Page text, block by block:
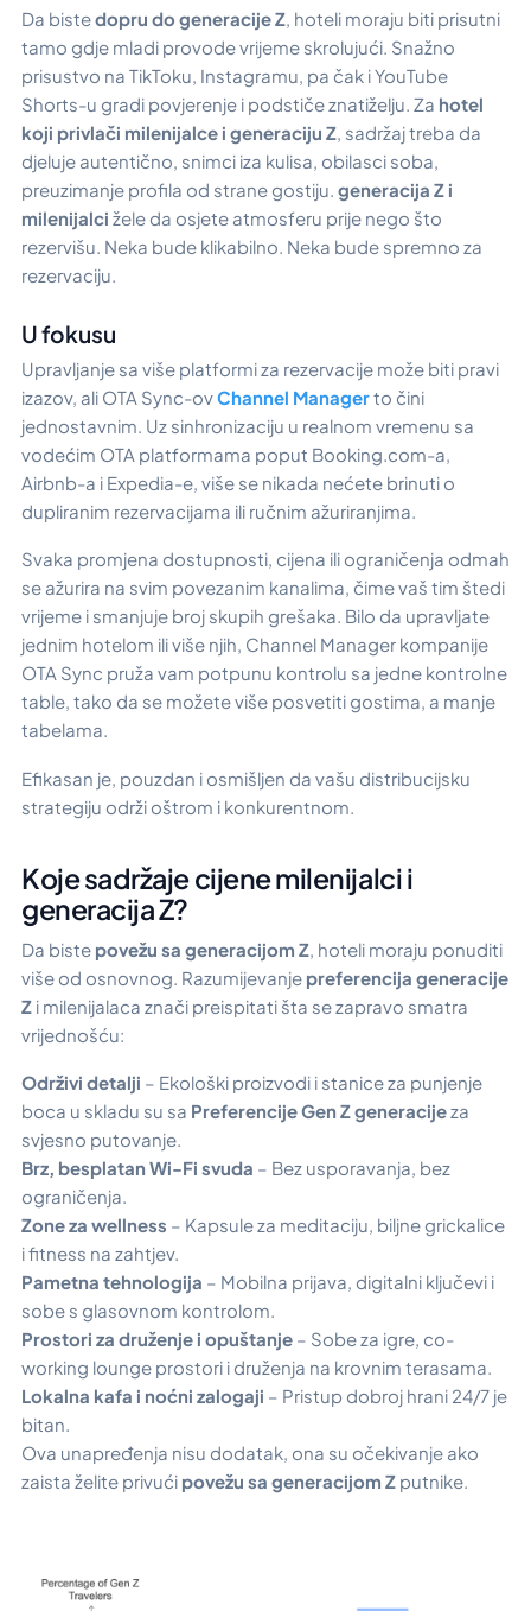
Da bistedopru do generacije Z, hoteli moraju biti prisutni
tamo gdje mladi provode vrijeme skrolujući. Snažno
prisustvo na TikToku, Instagramu, pa čak i YouTube
Shorts-u gradi povjerenje i podstiče znatiželju. Za hotel
koji privlači milenijalce i generaciju Z, sadržaj treba da
djeluje autentično, snimci iza kulisa, obilasci soba,
preuzimanje profila od strane gostiju. generacija Z i
milenijalci žele da osjete atmosferu prije nego što
rezervišu. Neka bude klikabilno. Neka bude spremno za
rezervaciju.
U fokusu
Upravljanje sa više platformi za rezervacije može biti pravi
izazov, ali OTA Sync-ovChannel Managerto čini
jednostavnim. Uz sinhronizaciju u realnom vremenu sa
vodećim OTA platformama poput Booking.com-a,
Airbnb-a i Expedia-e, više se nikada nećete brinuti o
dupliranim rezervacijama ili ručnim ažuriranjima.
Svaka promjena dostupnosti, cijena ili ograničenja odmah
se ažurira na svim povezanim kanalima, čime vaš tim štedi
vrijeme i smanjuje broj skupih grešaka. Bilo da upravljate
jednim hotelom ili više njih, Channel Manager kompanije
OTA Sync pruža vam potpunu kontrolu sa jedne kontrolne
table, tako da se možete više posvetiti gostima, a manje
tabelama.
Efikasan je, pouzdan i osmišljen da vašu distribucijsku
strategiju održi oštrom i konkurentnom.
Koje sadržaje cijene milenijalci i
generacija Z?
Da biste povežu sa generacijom Z, hoteli moraju ponuditi
više od osnovnog. Razumijevanje preferencija generacije
Z i milenijalaca znači preispitati šta se zapravo smatra
vrijednošću:
Održivi detalji – Ekološki proizvodi i stanice za punjenje
boca u skladu su sa Preferencije Gen Z generacijeza
svjesno putovanje.
Brz, besplatan Wi-Fi svuda – Bez usporavanja, bez
ograničenja.
Zone za wellness – Kapsule za meditaciju, biljne grickalice
i fitness na zahtjev.
Pametna tehnologija – Mobilna prijava, digitalni ključevi i
sobe s glasovnom kontrolom.
Prostori za druženje i opuštanje – Sobe za igre, co-
working lounge prostori i druženja na krovnim terasama.
Lokalna kafa i noćni zalogaji – Pristup dobroj hrani 24/7 je
bitan.
Ova unapređenja nisu dodatak, ona su očekivanje ako
zaista želite privući povežu sa generacijom Z putnike.